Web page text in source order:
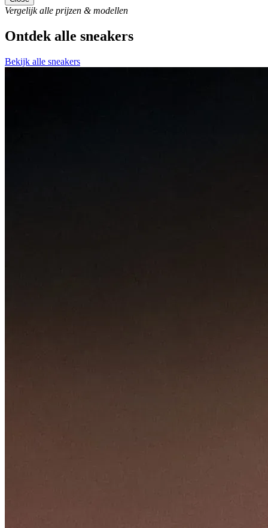
Vergelijk alle prijzen & modellen
Ontdek alle sneakers
Bekijk alle sneakers